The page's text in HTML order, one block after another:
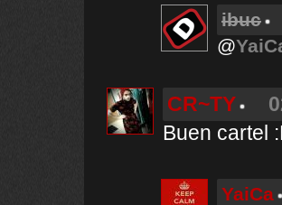
ibuc
@
CR~TY
Buen cartel
YaiCa